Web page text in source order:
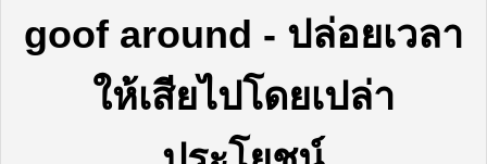
goof around - ปล่อยเวลา
ให้เสียไปโดยเปล่า